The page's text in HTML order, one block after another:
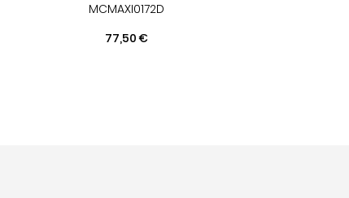
MCMAXI0172D
Prix
77,50 €